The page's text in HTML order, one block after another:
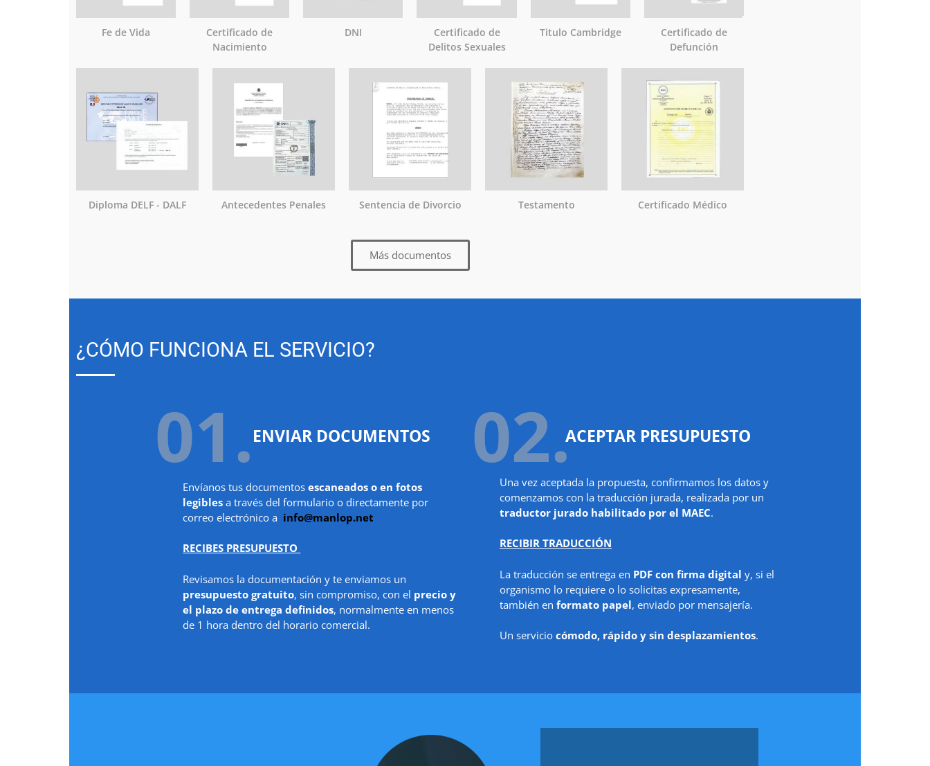
Fe de Vida
Certificado de
Nacimiento
DNI
Certificado de
Delitos Sexuales
Titulo Cambridge
Certificado de
Defunción
Diploma DELF - DALF Antecedentes Penales Sentencia de Divorcio Testamento Certificado Médico
Más documentos
¿CÓMO FUNCIONA EL SERVICIO?
01.ENVIAR DOCUMENTOS
Envíanos tus documentosescaneados o en fotos
legibles a través del formulario o directamente por
correo electrónico a info@manlop.net
RECIBES PRESUPUESTO
Revisamos la documentación y te enviamos un
presupuesto gratuito, sin compromiso, con el precio y
el plazo de entrega definidos, normalmente en menos
de 1 hora dentro del horario comercial.
02.ACEPTAR PRESUPUESTO
Una vez aceptada la propuesta, confirmamos los datos y
comenzamos con la traducción jurada, realizada por un
traductor jurado habilitado por el MAEC.
RECIBIR TRADUCCIÓN
La traducción se entrega en PDF con firma digital y, si el
organismo lo requiere o lo solicitas expresamente,
también en formato papel, enviado por mensajería.
Un servicio cómodo, rápido y sin desplazamientos.